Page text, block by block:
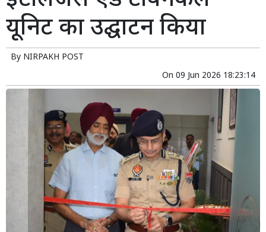
यूनिट का उद्घाटन किया
By NIRPAKH POST
On 09 Jun 2026 18:23:14